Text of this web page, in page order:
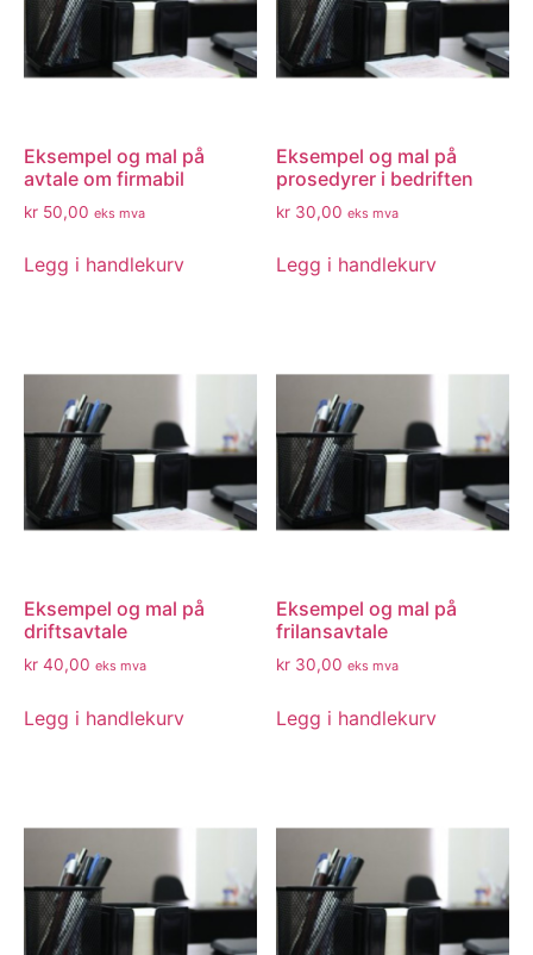
Eksempel og mal på
avtale om firmabil
kr 50,00 eks mva
Legg i handlekurv
Eksempel og mal på
prosedyrer i bedriften
kr 30,00 eks mva
Legg i handlekurv
Eksempel og mal på
driftsavtale
kr 40,00 eks mva
Legg i handlekurv
Eksempel og mal på
frilansavtale
kr 30,00 eks mva
Legg i handlekurv